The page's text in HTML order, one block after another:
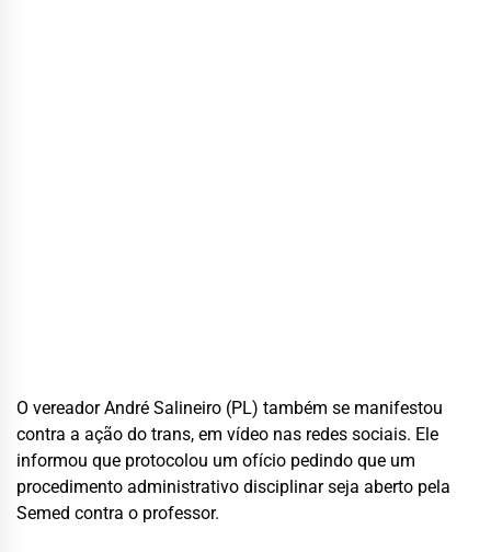
O vereador André Salineiro (PL) também se manifestou
contra a ação do trans, em vídeo nas redes sociais. Ele
informou que protocolou um ofício pedindo que um
procedimento administrativo disciplinar seja aberto pela
Semed contra o professor.